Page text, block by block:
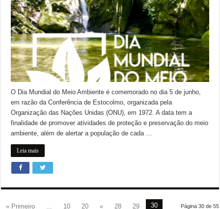
O Dia Mundial do Meio Ambiente é comemorado no dia 5 de junho,
em razão da Conferência de Estocolmo, organizada pela
Organização das Nações Unidas (ONU), em 1972. A data tem a
finalidade de promover atividades de proteção e preservação do meio
ambiente, além de alertar a população de cada …
Leia mais
Página 30 de 55
« Primeiro 10 20 « 28 29 30